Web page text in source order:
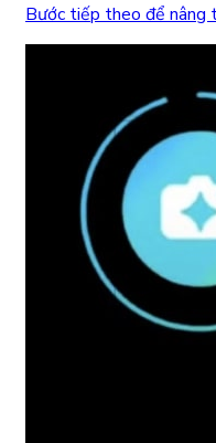
Bước tiếp theo để nâng